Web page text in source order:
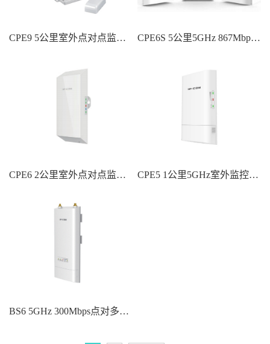
CPE9 5公里室外点对点监控网桥 CPE6S 5公里5GHz 867Mbps室外网桥交换机
CPE6 2公里室外点对点监控网桥 CPE5 1公⾥5GHz室外监控专⽤⽹桥套装
BS6 5GHz 300Mbps点对多点网桥基站